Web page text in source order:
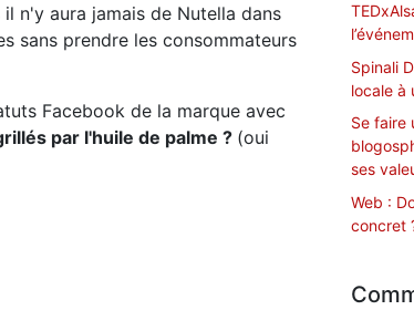
n'y aura jamais de Nutella dans
sans prendre les consommateurs
Facebook de la marque avec
par l'huile de palme ? (oui
Spinali
locale à
Se faire
ses
Web :
concret